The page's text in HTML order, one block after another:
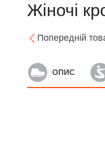
Жіночі
Попередній
ОПИС